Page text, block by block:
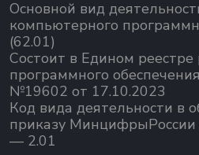
Основной вид
компьютерного
(62.01)
Состоит в Едином реестре
программного
№19602 от 17.10.2023
Код вида деятельности в
приказу
— 2.01